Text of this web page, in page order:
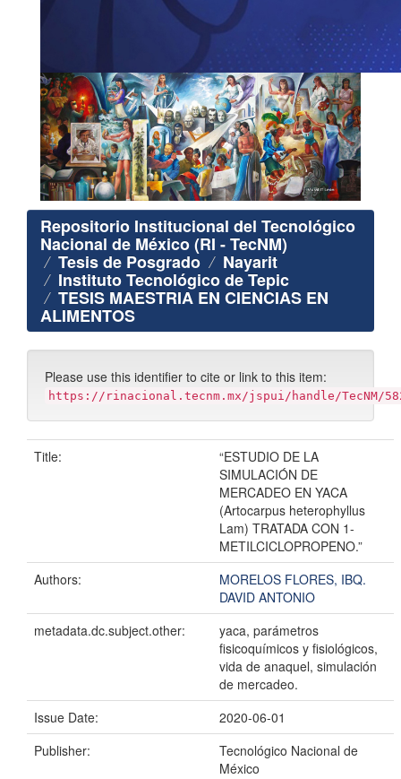
Repositorio Institucional del Tecnológico
Nacional de México (RI - TecNM)
Tesis de Posgrado Nayarit
Instituto Tecnológico de Tepic
TESIS MAESTRIA EN CIENCIAS EN
ALIMENTOS
Please use this identifier to cite or link to this item:
https://rinacional.tecnm.mx/jspui/handle/TecNM/
Title:
“ESTUDIO DE LA
SIMULACIÓN DE
MERCADEO EN YACA
(Artocarpus heterophyllus
Lam) TRATADA CON 1-
METILCICLOPROPENO.”
Authors:
MORELOS FLORES, IBQ.
DAVID ANTONIO
metadata.dc.subject.other:
yaca, parámetros
fisicoquímicos y fisiológicos,
vida de anaquel, simulación
de mercadeo.
Issue Date:
2020-06-01
Publisher:
Tecnológico Nacional de
México